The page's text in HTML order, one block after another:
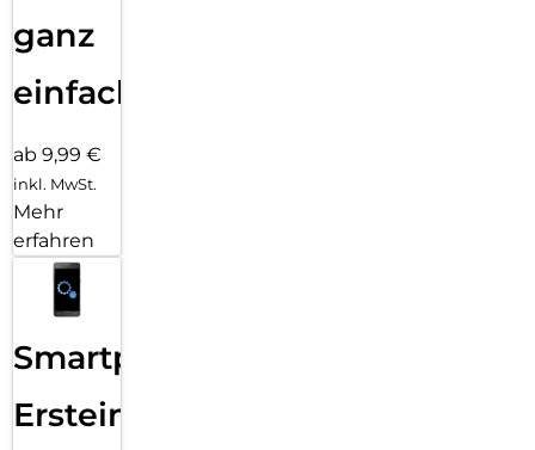
ganz
einfach
ab 9,99 €
inkl. MwSt.
Mehr
erfahren
Smartphone
Ersteinrichtung